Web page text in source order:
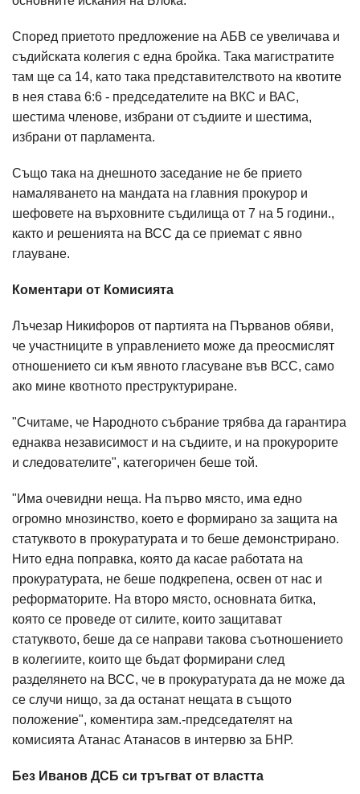
Според приетото предложение на АБВ се увеличава и
съдийската колегия с една бройка. Така магистратите
там ще са 14, като така представителството на квотите
в нея става 6:6 - председателите на ВКС и ВАС,
шестима членове, избрани от съдиите и шестима,
избрани от парламента.
Също така на днешното заседание не бе прието
намаляването на мандата на главния прокурор и
шефовете на върховните съдилища от 7 на 5 години.,
както и решенията на ВСС да се приемат с явно
глауване.
Коментари от Комисията
Лъчезар Никифоров от партията на Първанов обяви,
че участниците в управлението може да преосмислят
отношението си към явното гласуване във ВСС, само
ако мине квотното преструктуриране.
"Считаме, че Народното събрание трябва да гарантира
еднаква независимост и на съдиите, и на прокурорите
и следователите", категоричен беше той.
"Има очевидни неща. На първо място, има едно
огромно мнозинство, което е формирано за защита на
статуквото в прокуратурата и то беше демонстрирано.
Нито една поправка, която да касае работата на
прокуратурата, не беше подкрепена, освен от нас и
реформаторите. На второ място, основната битка,
която се проведе от силите, които защитават
статуквото, беше да се направи такова съотношението
в колегиите, които ще бъдат формирани след
разделянето на ВСС, че в прокуратурата да не може да
се случи нищо, за да останат нещата в същото
положение", коментира зам.-председателят на
комисията Атанас Атанасов в интервю за БНР.
Без Иванов ДСБ си тръгват от властта